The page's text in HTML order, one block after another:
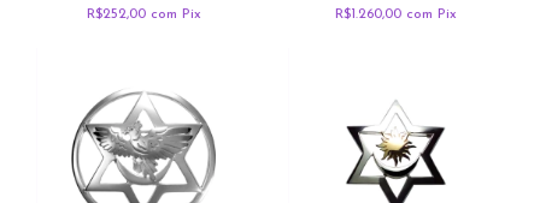
R$252,00 com Pix R$1.260,00 com Pix